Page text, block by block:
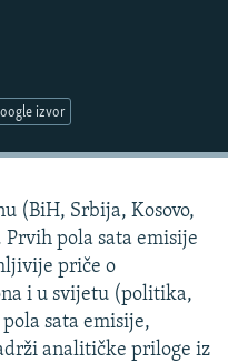
izvor
(BiH, Srbija, Kosovo,
pola sata emisije
priče o
i u svijetu (politika,
sata emisije,
analitičke priloge iz